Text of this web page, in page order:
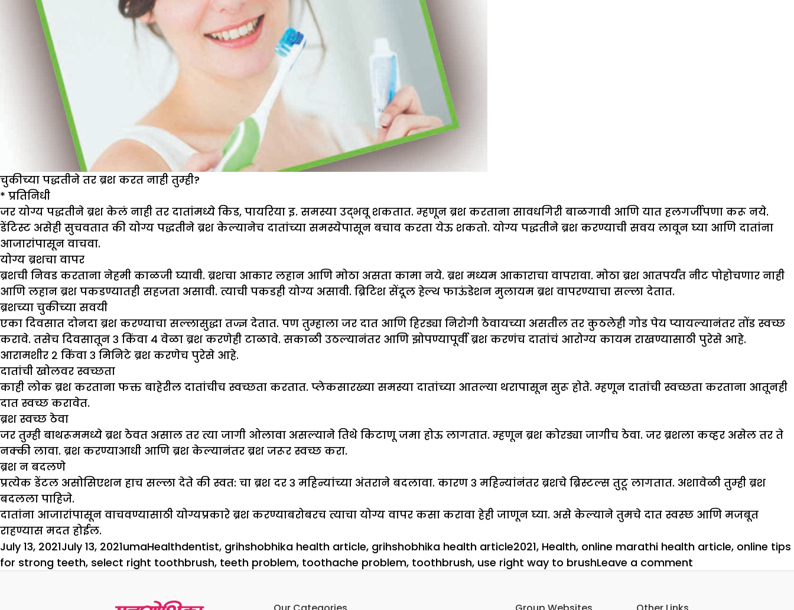
चुकीच्या पद्धतीने तर ब्रश करत नाही तुम्ही?
* प्रतिनिधी
जर योग्य पद्धतीने ब्रश केलं नाही तर दातांमध्ये किड, पायरिया इ. समस्या उद्भवू शकतात. म्हणून ब्रश करताना सावधगिरी बाळगावी आणि यात हलगर्जीपणा करू नये.
डेंटिस्ट असेही सुचवतात की योग्य पद्धतीने ब्रश केल्यानेच दातांच्या समस्येपासून बचाव करता येऊ शकतो. योग्य पद्धतीने ब्रश करण्याची सवय लावून घ्या आणि दातांना
आजारांपासून वाचवा.
योग्य ब्रशचा वापर
ब्रशची निवड करताना नेहमी काळजी घ्यावी. ब्रशचा आकार लहान आणि मोठा असता कामा नये. ब्रश मध्यम आकाराचा वापरावा. मोठा ब्रश आतपर्यंत नीट पोहोचणार नाही
आणि लहान ब्रश पकडण्यातही सहजता असावी. त्याची पकडही योग्य असावी. ब्रिटिश सेंदूल हेल्थ फाऊंडेशन मुलायम ब्रश वापरण्याचा सल्ला देतात.
ब्रशच्या चुकीच्या सवयी
एका दिवसात दोनदा ब्रश करण्याचा सल्लासुद्धा तज्ज्ञ देतात. पण तुम्हाला जर दात आणि हिरड्या निरोगी ठेवायच्या असतील तर कुठलेही गोड पेय प्यायल्यानंतर तोंड स्वच्छ
करावे. तसेच दिवसातून ३ किंवा ४ वेळा ब्रश करणेही टाळावे. सकाळी उठल्यानंतर आणि झोपण्यापूर्वी ब्रश करणंच दातांचं आरोग्य कायम राखण्यासाठी पुरेसे आहे.
आरामशीर २ किंवा ३ मिनिटे ब्रश करणेच पुरेसे आहे.
दातांची खोलवर स्वच्छता
काही लोक ब्रश करताना फक्त बाहेरील दातांचीच स्वच्छता करतात. प्लेकसारख्या समस्या दातांच्या आतल्या थरापासून सुरू होते. म्हणून दातांची स्वच्छता करताना आतूनही
दात स्वच्छ करावेत.
ब्रश स्वच्छ ठेवा
जर तुम्ही बाथरूममध्ये ब्रश ठेवत असाल तर त्या जागी ओलावा असल्याने तिथे किटाणू जमा होऊ लागतात. म्हणून ब्रश कोरड्या जागीच ठेवा. जर ब्रशला कव्हर असेल तर ते
नक्की लावा. ब्रश करण्याआधी आणि ब्रश केल्यानंतर ब्रश जरूर स्वच्छ करा.
ब्रश न बदलणे
प्रत्येक डेंटल असोसिएशन हाच सल्ला देते की स्वत: चा ब्रश दर ३ महिन्यांच्या अंतराने बदलावा. कारण ३ महिन्यांनंतर ब्रशचे ब्रिस्टल्स तुटू लागतात. अशावेळी तुम्ही ब्रश
बदलला पाहिजे.
दातांना आजारांपासून वाचवण्यासाठी योग्यप्रकारे ब्रश करण्याबरोबरच त्याचा योग्य वापर कसा करावा हेही जाणून घ्या. असे केल्याने तुमचे दात स्वस्छ आणि मजबूत
राहण्यास मदत होईल.
Posted
on
July 13, 2021July 13, 2021Author
umaCategories
HealthTags
dentist, grihshobhika health article, grihshobhika health article2021, Health, online marathi health article, online tips
for strong teeth, select right toothbrush, teeth problem, toothache problem, toothbrush, use right way to brushLeave a comment